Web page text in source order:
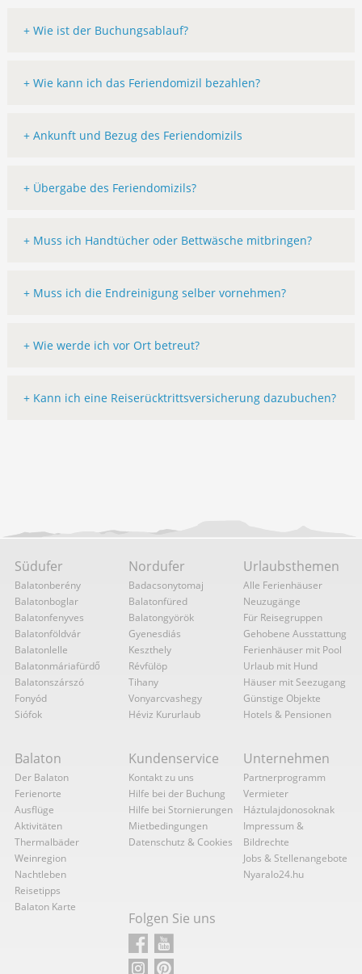
+ Wie ist der Buchungsablauf?
+ Wie kann ich das Feriendomizil bezahlen?
+ Ankunft und Bezug des Feriendomizils
+ Übergabe des Feriendomizils?
+ Muss ich Handtücher oder Bettwäsche mitbringen?
+ Muss ich die Endreinigung selber vornehmen?
+ Wie werde ich vor Ort betreut?
+ Kann ich eine Reiserücktrittsversicherung dazubuchen?
Südufer
Balatonberény
Balatonboglar
Balatonfenyves
Balatonföldvár
Balatonlelle
Balatonmáriafürdő
Balatonszárszó
Fonyód
Siófok
Nordufer
Badacsonytomaj
Balatonfüred
Balatongyörök
Gyenesdiás
Keszthely
Révfülöp
Tihany
Vonyarcvashegy
Héviz Kururlaub
Urlaubsthemen
Alle Ferienhäuser
Neuzugänge
Für Reisegruppen
Gehobene Ausstattung
Ferienhäuser mit Pool
Urlaub mit Hund
Häuser mit Seezugang
Günstige Objekte
Hotels & Pensionen
Balaton
Der Balaton
Ferienorte
Ausflüge
Aktivitäten
Thermalbäder
Weinregion
Nachtleben
Reisetipps
Balaton Karte
Kundenservice
Kontakt zu uns
Hilfe bei der Buchung
Hilfe bei Stornierungen
Mietbedingungen
Datenschutz & Cookies
Unternehmen
Partnerprogramm
Vermieter
Háztulajdonosoknak
Impressum &
Bildrechte
Jobs & Stellenangebote
Nyaralo24.hu
Folgen Sie uns